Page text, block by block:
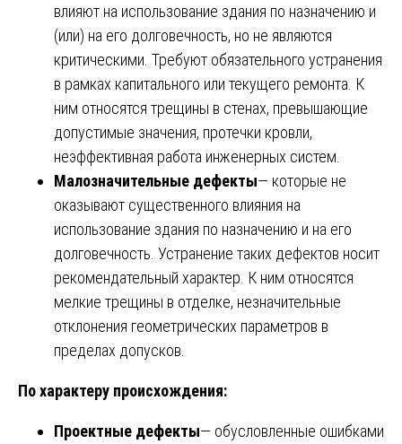
влияют на использование здания по назначению и
(или) на его долговечность, но не являются
критическими. Требуют обязательного устранения
в рамках капитального или текущего ремонта. К
ним относятся трещины в стенах, превышающие
допустимые значения, протечки кровли,
неэффективная работа инженерных систем.
Малозначительные дефекты— которые не
оказывают существенного влияния на
использование здания по назначению и на его
долговечность. Устранение таких дефектов носит
рекомендательный характер. К ним относятся
мелкие трещины в отделке, незначительные
отклонения геометрических параметров в
пределах допусков.
По характеру происхождения:
Проектные дефекты— обусловленные ошибками